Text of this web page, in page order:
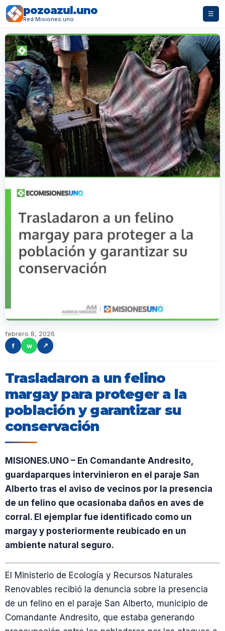
pozoazul.uno
Red Misiones.uno
☰
febrero 8, 2026
f
w ↗
Trasladaron a un felino
margay para proteger a la
población y garantizar su
conservación
MISIONES.UNO – En Comandante Andresito,
guardaparques intervinieron en el paraje San
Alberto tras el aviso de vecinos por la presencia
de un felino que ocasionaba daños en aves de
corral. El ejemplar fue identificado como un
margay y posteriormente reubicado en un
ambiente natural seguro.
El Ministerio de Ecología y Recursos Naturales
Renovables recibió la denuncia sobre la presencia
de un felino en el paraje San Alberto, municipio de
Comandante Andresito, que estaba generando